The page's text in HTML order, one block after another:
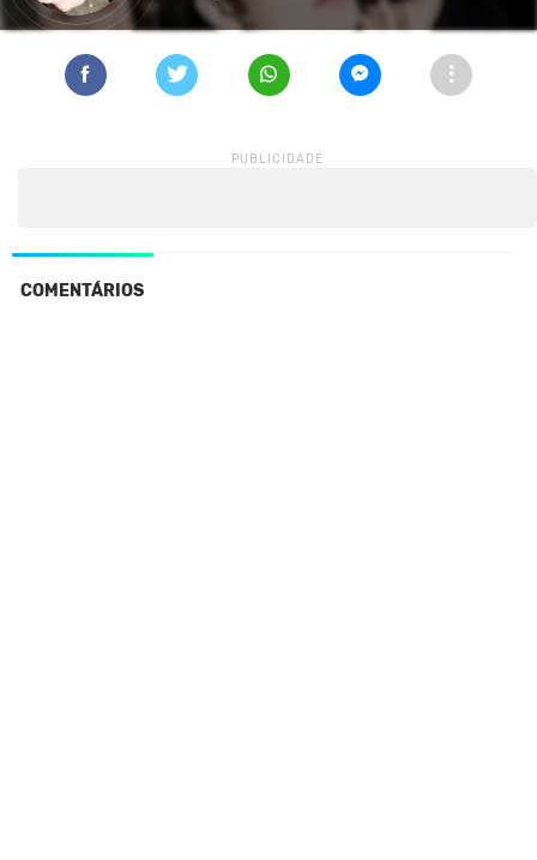
COMENTÁRIOS